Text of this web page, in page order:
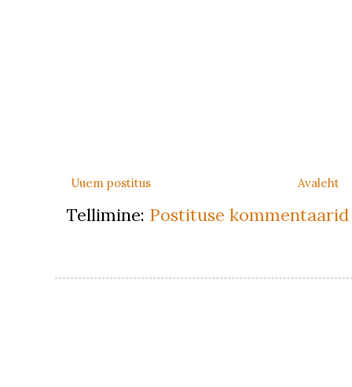
Uuem postitus Avaleht
Tellimine: Postituse